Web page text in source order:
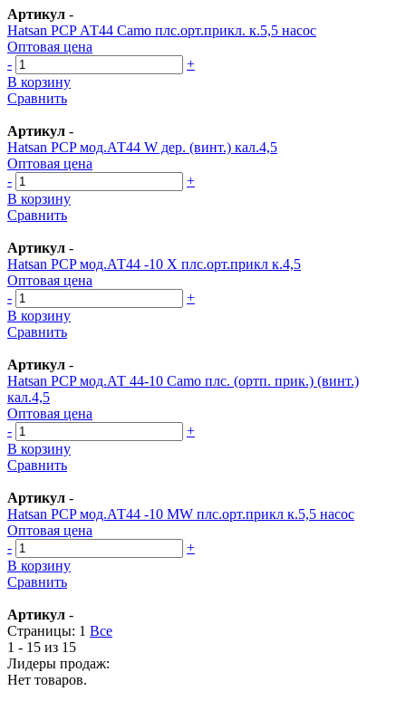
Артикул -
Hatsan PСP АТ44 Camo плс.орт.прикл. к.5,5 насос
Оптовая цена
-
+
В корзину
Сравнить
Артикул -
Hatsan PСP мод.АТ44 W дер. (винт.) кал.4,5
Оптовая цена
-
+
В корзину
Сравнить
Артикул -
Hatsan PСP мод.АТ44 -10 Х плс.орт.прикл к.4,5
Оптовая цена
-
+
В корзину
Сравнить
Артикул -
Hatsan PСP мод.АТ 44-10 Camo плс. (ортп. прик.) (винт.)
кал.4,5
Оптовая цена
-
+
В корзину
Сравнить
Артикул -
Hatsan PСP мод.АТ44 -10 MW плс.орт.прикл к.5,5 насос
Оптовая цена
-
+
В корзину
Сравнить
Артикул -
Страницы: 1 Все
1 - 15 из 15
Лидеры продаж:
Нет товаров.